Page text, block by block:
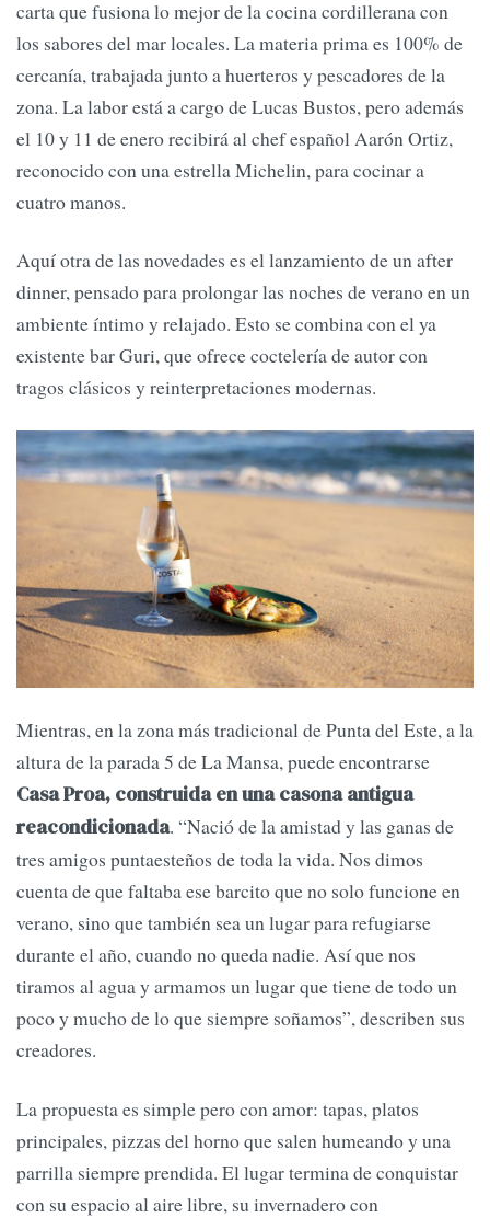
carta que fusiona lo mejor de la cocina cordillerana con
los sabores del mar locales. La materia prima es 100% de
cercanía, trabajada junto a huerteros y pescadores de la
zona. La labor está a cargo de Lucas Bustos, pero además
el 10 y 11 de enero recibirá al chef español Aarón Ortiz,
reconocido con una estrella Michelin, para cocinar a
cuatro manos.
Aquí otra de las novedades es el lanzamiento de un after
dinner, pensado para prolongar las noches de verano en un
ambiente íntimo y relajado. Esto se combina con el ya
existente bar Guri, que ofrece coctelería de autor con
tragos clásicos y reinterpretaciones modernas.
Mientras, en la zona más tradicional de Punta del Este, a la
altura de la parada 5 de La Mansa, puede encontrarse
Casa Proa, construida en una casona antigua
reacondicionada. “Nació de la amistad y las ganas de
tres amigos puntaesteños de toda la vida. Nos dimos
cuenta de que faltaba ese barcito que no solo funcione en
verano, sino que también sea un lugar para refugiarse
durante el año, cuando no queda nadie. Así que nos
tiramos al agua y armamos un lugar que tiene de todo un
poco y mucho de lo que siempre soñamos”, describen sus
creadores.
La propuesta es simple pero con amor: tapas, platos
principales, pizzas del horno que salen humeando y una
parrilla siempre prendida. El lugar termina de conquistar
con su espacio al aire libre, su invernadero con